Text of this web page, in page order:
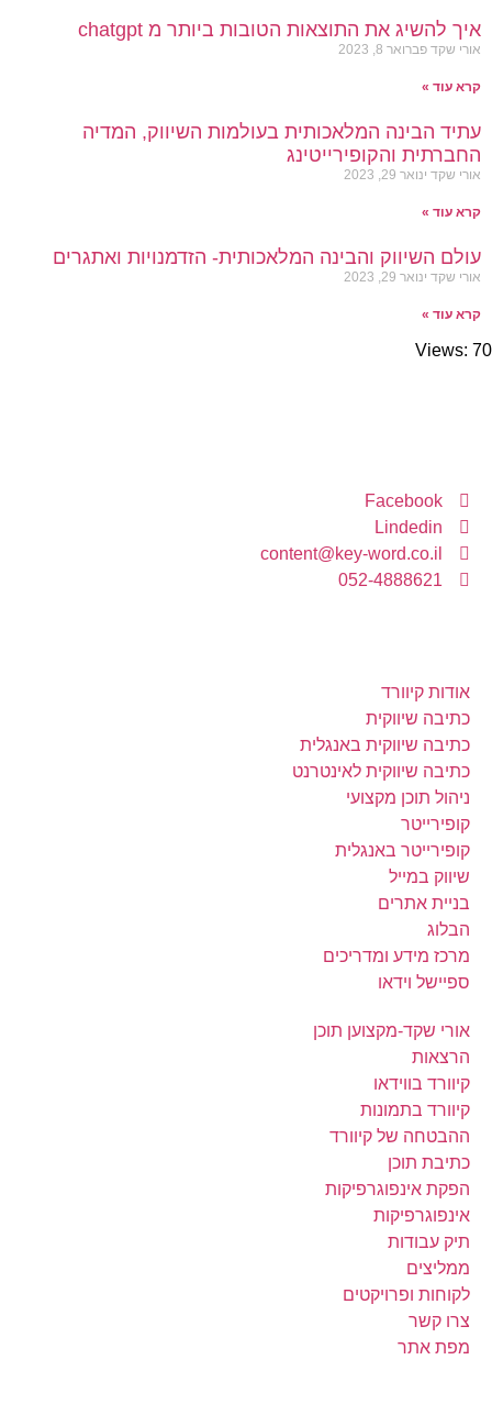
איך להשיג את התוצאות הטובות ביותר מ chatgpt
אורי שקד פברואר 8, 2023
קרא עוד »
עתיד הבינה המלאכותית בעולמות השיווק, המדיה
החברתית והקופירייטינג
אורי שקד ינואר 29, 2023
קרא עוד »
עולם השיווק והבינה המלאכותית- הזדמנויות ואתגרים
אורי שקד ינואר 29, 2023
קרא עוד »
Views: 70
Facebook
Lindedin
content@key-word.co.il
052-4888621
אודות קיוורד
כתיבה שיווקית
כתיבה שיווקית באנגלית
כתיבה שיווקית לאינטרנט
ניהול תוכן מקצועי
קופירייטר
קופירייטר באנגלית
שיווק במייל
בניית אתרים
הבלוג
מרכז מידע ומדריכים
ספיישל וידאו
אורי שקד-מקצוען תוכן
הרצאות
קיוורד בווידאו
קיוורד בתמונות
ההבטחה של קיוורד
כתיבת תוכן
הפקת אינפוגרפיקות
אינפוגרפיקות
תיק עבודות
ממליצים
לקוחות ופרויקטים
צרו קשר
מפת אתר